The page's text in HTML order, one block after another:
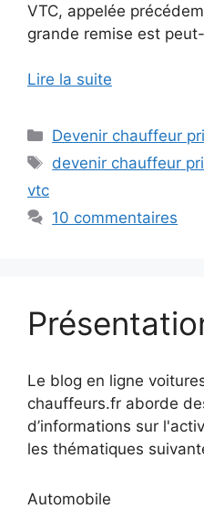
VTC, appelée
grande remise est
Lire la suite
Catégories
Devenir chauffeur
Étiquettes
devenir chauffeur
vtc
10 commentaires
Le blog en ligne
chauffeurs.fr aborde
d’informations sur
les thématiques
Automobile